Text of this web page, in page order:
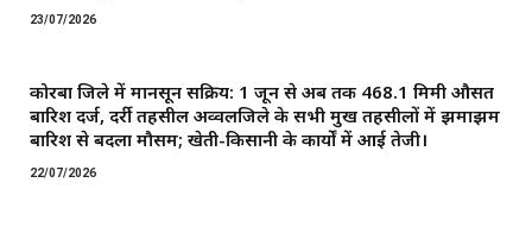
23/07/2026
कोरबा जिले में मानसून सक्रिय: 1 जून से अब तक 468.1 मिमी औसत
बारिश दर्ज, दर्री तहसील अव्वलजिले के सभी प्रमुख तहसीलों में झमाझम
बारिश से बदला मौसम; खेती-किसानी के कार्यों में आई तेजी।
22/07/2026